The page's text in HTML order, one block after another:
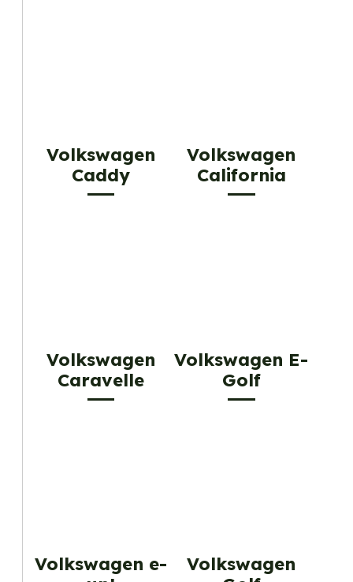
Volkswagen
Caddy
Volkswagen
California
Volkswagen
Caravelle
Volkswagen E-
Golf
Volkswagen e-
Volkswagen